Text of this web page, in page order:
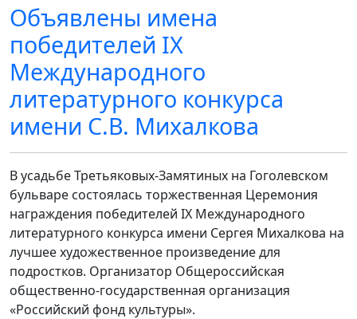
Объявлены имена
победителей IX
Международного
литературного конкурса
имени С.В. Михалкова
В усадьбе Третьяковых-Замятиных на Гоголевском
бульваре состоялась торжественная Церемония
награждения победителей IX Международного
литературного конкурса имени Сергея Михалкова на
лучшее художественное произведение для
подростков. Организатор Общероссийская
общественно-государственная организация
«Российский фонд культуры».